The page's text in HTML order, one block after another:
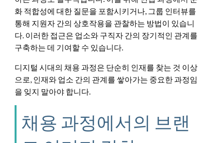
화 적합성에 대한 질문을 포함시키거나, 그룹 인터뷰를
통해 지원자 간의 상호작용을 관찰하는 방법이 있습니
다. 이러한 접근은 업소와 구직자 간의 장기적인 관계를
구축하는 데 기여할 수 있습니다.
디지털 시대의 채용 과정은 단순히 인재를 찾는 것 이상
으로, 인재와 업소 간의 관계를 쌓아가는 중요한 과정임
을 잊지 말아야 합니다.
채용 과정에서의 브랜